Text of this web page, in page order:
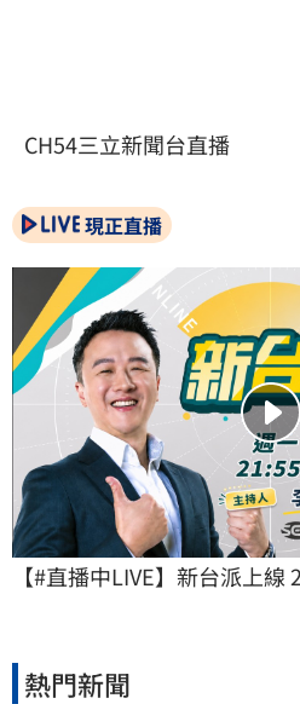
CH54三立新聞台直播
現正直播
【#直播中LIVE】新台派上線
熱門新聞